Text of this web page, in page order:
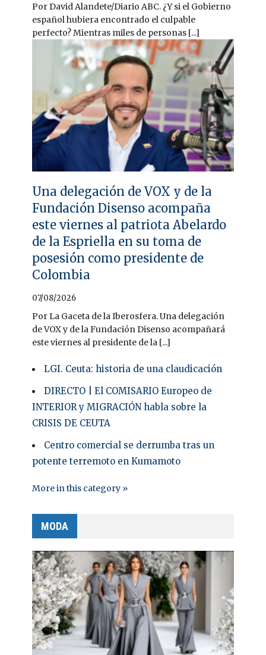
Por David Alandete/Diario ABC. ¿Y si el Gobierno
español hubiera encontrado el culpable
perfecto? Mientras miles de personas [...]
Una delegación de VOX y de la
Fundación Disenso acompaña
este viernes al patriota Abelardo
de la Espriella en su toma de
posesión como presidente de
Colombia
07/08/2026
Por La Gaceta de la Iberosfera. Una delegación
de VOX y de la Fundación Disenso acompañará
este viernes al presidente de la [...]
LGI. Ceuta: historia de una claudicación
DIRECTO | El COMISARIO Europeo de
INTERIOR y MIGRACIÓN habla sobre la
CRISIS DE CEUTA
Centro comercial se derrumba tras un
potente terremoto en Kumamoto
More in this category »
MODA